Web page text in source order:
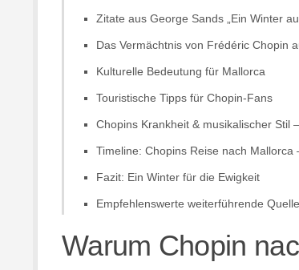
Zitate aus George Sands „Ein Winter
Das Vermächtnis von Frédéric Chopin
Kulturelle Bedeutung für Mallorca
Touristische Tipps für Chopin-Fans
Chopins Krankheit & musikalischer Stil
Timeline: Chopins Reise nach Mallorca
Fazit: Ein Winter für die Ewigkeit
Empfehlenswerte weiterführende
Warum Chopin